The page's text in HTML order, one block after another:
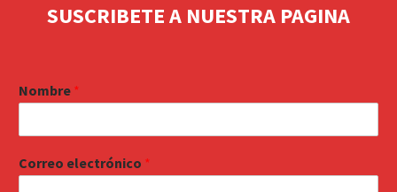
SUSCRIBETE A NUESTRA PAGINA
Nombre *
Correo electrónico *